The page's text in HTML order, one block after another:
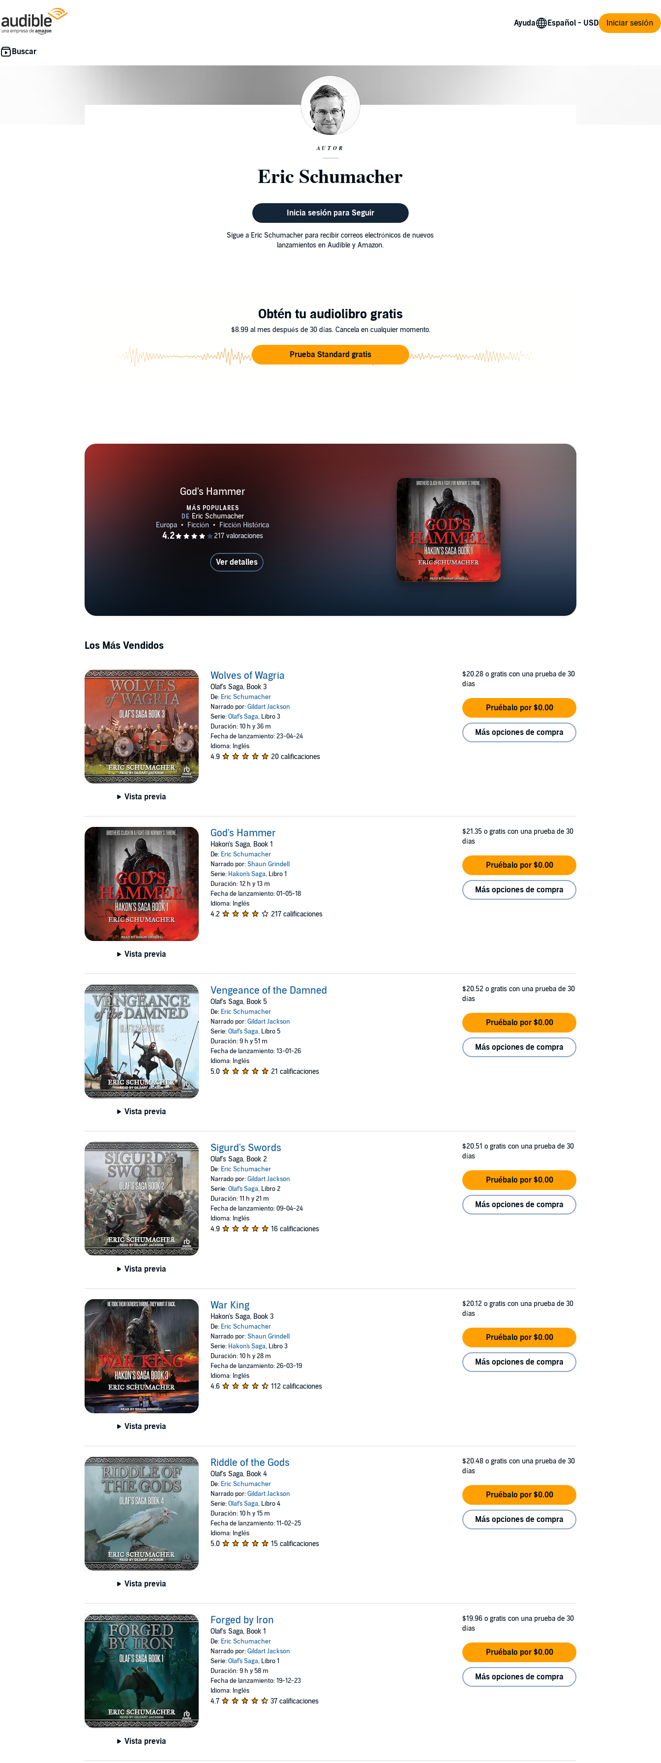
Ayuda Iniciar sesión
AUTOR
Eric Schumacher
Inicia sesión para Seguir
Sigue a Eric Schumacher para recibir correos electrónicos de nuevos
lanzamientos en Audible y Amazon.
Obtén tu audiolibro gratis
$8.99 al mes después de 30 días. Cancela en cualquier momento.
Prueba Standard gratis
God's Hammer
MÁS POPULARES
Ver detalles
Los Más Vendidos
Vista previa
Wolves of Wagria
Olaf's Saga, Book 3
De: Eric Schumacher
Narrado por:Gildart Jackson
Serie:Olaf's Saga, Libro 3
Duración: 10 h y 36 m
Fecha de lanzamiento: 23-04-24
Idioma: Inglés
4.9 20 calificaciones
$20.28 o gratis con una prueba de 30
días
Pruébalo por $0.00
Más opciones de compra
Vista previa
God's Hammer
Hakon's Saga, Book 1
De: Eric Schumacher
Narrado por:Shaun Grindell
Serie: Hakon's Saga, Libro 1
Duración: 12 h y 13 m
Fecha de lanzamiento: 01-05-18
Idioma: Inglés
4.2 217 calificaciones
$21.35 o gratis con una prueba de 30
días
Pruébalo por $0.00
Más opciones de compra
Vista previa
Vengeance of the Damned
Olaf's Saga, Book 5
De: Eric Schumacher
Narrado por:Gildart Jackson
Serie:Olaf's Saga, Libro 5
Duración: 9 h y 51 m
Fecha de lanzamiento: 13-01-26
Idioma: Inglés
5.0 21 calificaciones
$20.52 o gratis con una prueba de 30
días
Pruébalo por $0.00
Más opciones de compra
Vista previa
Sigurd's Swords
Olaf's Saga, Book 2
De: Eric Schumacher
Narrado por:Gildart Jackson
Serie:Olaf's Saga, Libro 2
Duración: 11 h y 21 m
Fecha de lanzamiento: 09-04-24
Idioma: Inglés
4.9 16 calificaciones
$20.51 o gratis con una prueba de 30
días
Pruébalo por $0.00
Más opciones de compra
Vista previa
War King
Hakon's Saga, Book 3
De: Eric Schumacher
Narrado por:Shaun Grindell
Serie: Hakon's Saga, Libro 3
Duración: 10 h y 28 m
Fecha de lanzamiento: 26-03-19
Idioma: Inglés
4.6 112 calificaciones
$20.12 o gratis con una prueba de 30
días
Pruébalo por $0.00
Más opciones de compra
Vista previa
Riddle of the Gods
Olaf's Saga, Book 4
De: Eric Schumacher
Narrado por:Gildart Jackson
Serie:Olaf's Saga, Libro 4
Duración: 10 h y 15 m
Fecha de lanzamiento: 11-02-25
Idioma: Inglés
5.0 15 calificaciones
$20.48 o gratis con una prueba de 30
días
Pruébalo por $0.00
Más opciones de compra
Vista previa
Forged by Iron
Olaf's Saga, Book 1
De: Eric Schumacher
Narrado por:Gildart Jackson
Serie:Olaf's Saga, Libro 1
Duración: 9 h y 58 m
Fecha de lanzamiento: 19-12-23
Idioma: Inglés
4.7 37 calificaciones
$19.96 o gratis con una prueba de 30
días
Pruébalo por $0.00
Más opciones de compra